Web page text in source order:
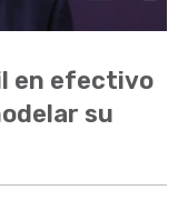
en efectivo
su